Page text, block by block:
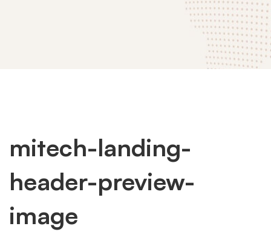
mitech-
landing-
header-
mitech-landing-
header-preview-
image